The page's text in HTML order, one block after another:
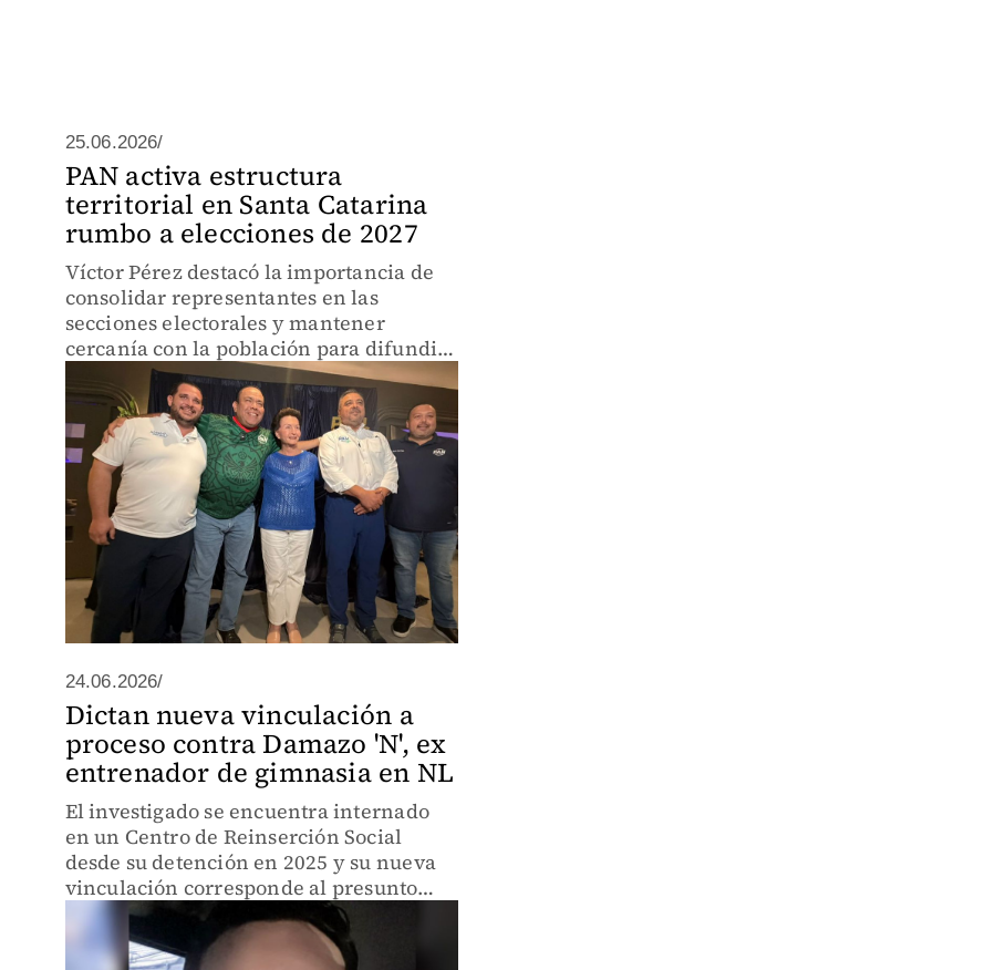
25.06.2026/
PAN activa estructura
territorial en Santa Catarina
rumbo a elecciones de 2027
Víctor Pérez destacó la importancia de
consolidar representantes en las
secciones electorales y mantener
cercanía con la población para difundir
la visión de gobierno del partido.
24.06.2026/
Dictan nueva vinculación a
proceso contra Damazo 'N', ex
entrenador de gimnasia en NL
El investigado se encuentra internado
en un Centro de Reinserción Social
desde su detención en 2025 y su nueva
vinculación corresponde al presunto
delito de atentados al pudor.